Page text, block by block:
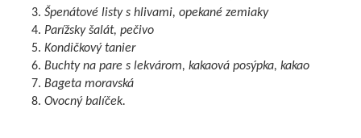
Špenátové listy s hlivami, opekané zemiaky
Parížsky šalát, pečivo
Kondičkový tanier
Buchty na pare s lekvárom, kakaová posýpka, kakao
Bageta moravská
Ovocný balíček.